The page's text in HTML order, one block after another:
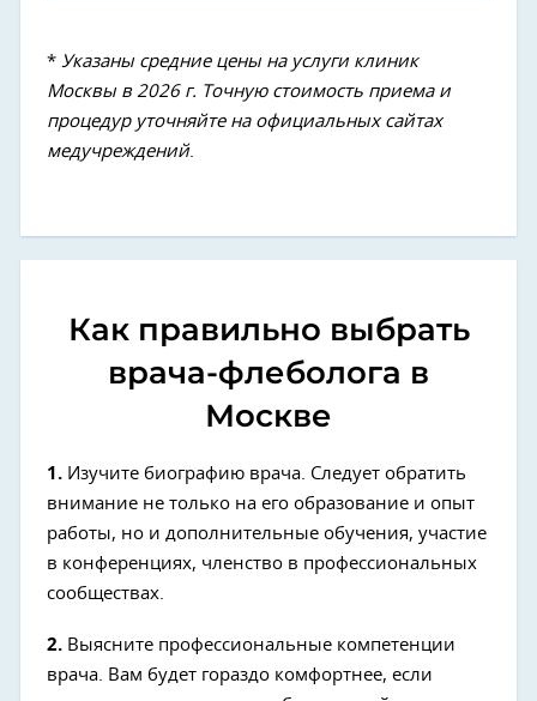
* Указаны средние цены на услуги клиник
Москвы в 2026 г. Точную стоимость приема и
процедур уточняйте на официальных сайтах
медучреждений.
Как правильно выбрать
врача-флеболога в
Москве
1. Изучите биографию врача. Следует обратить
внимание не только на его образование и опыт
работы, но и дополнительные обучения, участие
в конференциях, членство в профессиональных
сообществах.
2. Выясните профессиональные компетенции
врача. Вам будет гораздо комфортнее, если